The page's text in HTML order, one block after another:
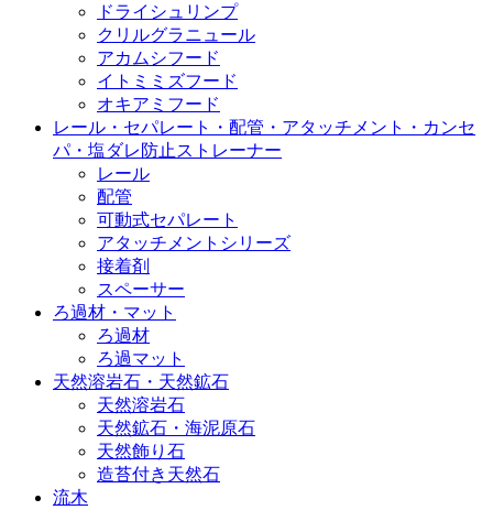
ドライシュリンプ
クリルグラニュール
アカムシフード
イトミミズフード
オキアミフード
レール・セパレート・配管・アタッチメント・カンセ
パ・塩ダレ防止ストレーナー
レール
配管
可動式セパレート
アタッチメントシリーズ
接着剤
スペーサー
ろ過材・マット
ろ過材
ろ過マット
天然溶岩石・天然鉱石
天然溶岩石
天然鉱石・海泥原石
天然飾り石
造苔付き天然石
流木